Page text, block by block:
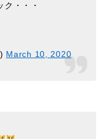
・・・
March 10, 2020